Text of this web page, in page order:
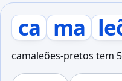
ca ma
camaleões-pretos tem